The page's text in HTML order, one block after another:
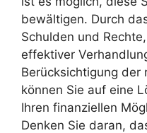
bewältigen. Durch
Schulden und
effektiver
Berücksichtigung der
können Sie auf eine
Ihren finanziellen
Denken Sie daran,